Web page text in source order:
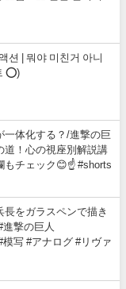
션 | 뭐야 미친거 아니
⭕)
一体化する？/進撃の巨
道！心の視座別解説講
もチェック😊☝️ #shorts
長をガラスペンで描き
撃の巨人
写 #アナログ #リヴァ